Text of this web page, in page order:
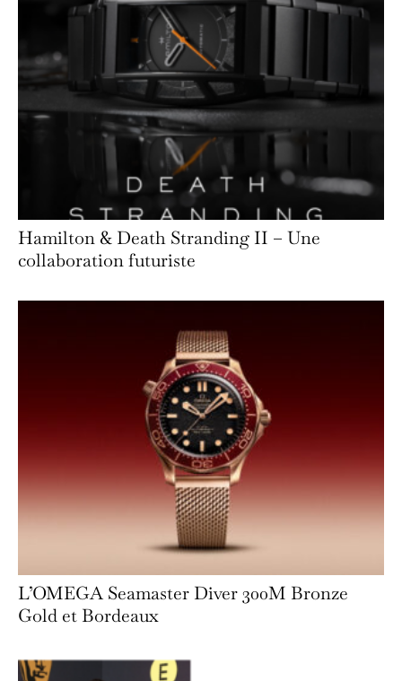
Hamilton & Death Stranding II – Une
collaboration futuriste
L’OMEGA Seamaster Diver 300M Bronze
Gold et Bordeaux